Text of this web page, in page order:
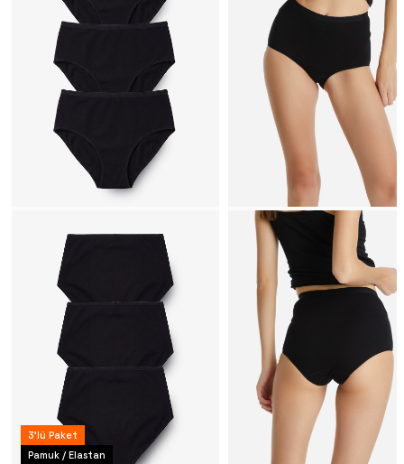
3'lü Paket
Pamuk / Elastan